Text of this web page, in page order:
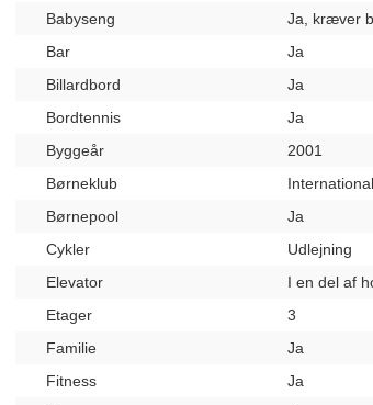
Babyseng
Ja, kræver
Bar
Ja
Billardbord
Ja
Bordtennis
Ja
Byggeår
2001
Børneklub
International
Børnepool
Ja
Cykler
Udlejning
Elevator
I en del af
Etager
3
Familie
Ja
Fitness
Ja